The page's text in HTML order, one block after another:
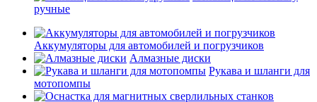
ручные
Аккумуляторы для автомобилей и погрузчиков
Алмазные диски
Рукава и шланги для
мотопомпы